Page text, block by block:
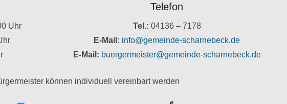
Uhr
Telefon
Tel.: 04136 – 7178
E-Mail: info@gemeinde-scharnebeck.de
E-Mail: buergermeister@gemeinde-scharnebeck.de
können individuell vereinbart werden